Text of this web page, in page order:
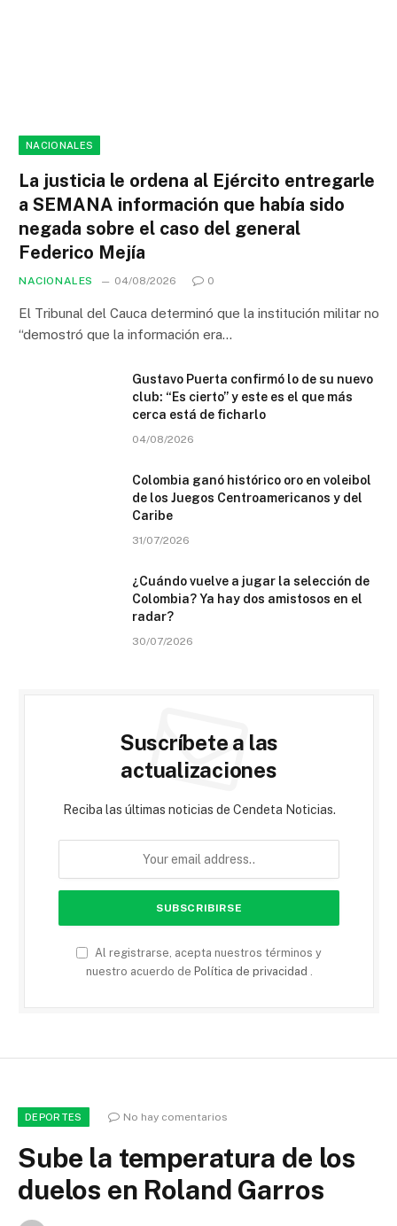
NACIONALES
La justicia le ordena al Ejército entregarle
a SEMANA información que había sido
negada sobre el caso del general
Federico Mejía
NACIONALES 04/08/2026 0
El Tribunal del Cauca determinó que la institución militar no
“demostró que la información era…
Gustavo Puerta confirmó lo de su nuevo
club: “Es cierto” y este es el que más
cerca está de ficharlo
04/08/2026
Colombia ganó histórico oro en voleibol
de los Juegos Centroamericanos y del
Caribe
31/07/2026
¿Cuándo vuelve a jugar la selección de
Colombia? Ya hay dos amistosos en el
radar?
30/07/2026
Suscríbete a las
actualizaciones
Reciba las últimas noticias de Cendeta Noticias.
Al registrarse, acepta nuestros términos y
nuestro acuerdo de Política de privacidad
DEPORTES No hay comentarios
Sube la temperatura de los
duelos en Roland Garros